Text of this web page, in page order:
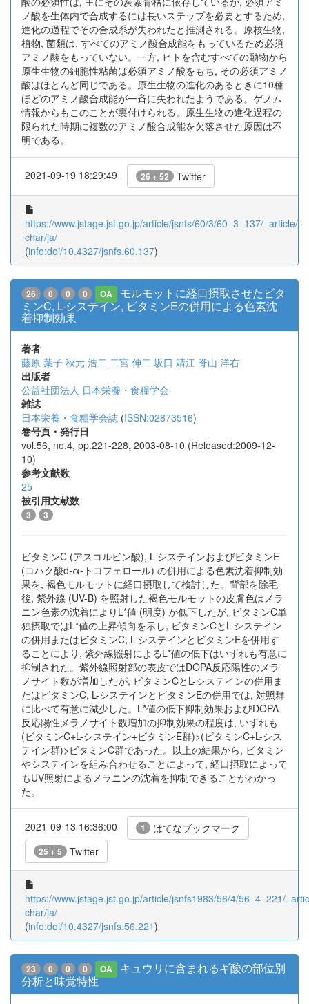
ノ酸を生体内で合成するには長いステップを必要とするため,
進化の過程でその合成系が失われたと推測される。原核生物,
植物, 菌類は, すべてのアミノ酸合成能をもっているため必須
アミノ酸をもっていない。一方, ヒトを含むすべての動物から
原生生物の細胞性粘菌は必須アミノ酸をもち, その必須アミノ
酸はほとんど同じである。原生生物の進化のあるときに10種
ほどのアミノ酸合成能が一斉に失われたようである。ゲノム
情報からもこのことが裏付けられる。原生生物の進化過程の
限られた時期に複数のアミノ酸合成能を欠落させた原因は不
明である。
2021-09-19 18:29:49 26 + 52 Twitter
https://www.jstage.jst.go.jp/article/jsnfs/60/3/60_3_137/_article/-
char/ja/
(info:doi/10.4327/jsnfs.60.137)
26 0 0 0 OA
モルモットに経口摂取させたビタ
ミンC, L-システイン, ビタミンEの併用による色素沈
着抑制効果
著者
藤原 葉子 秋元 浩二 二宮 伸二 坂口 靖江 脊山 洋右
出版者
公益社団法人 日本栄養・食糧学会
雑誌
日本栄養・食糧学会誌 (ISSN:02873516)
巻号頁・発行日
vol.56, no.4, pp.221-228, 2003-08-10 (Released:2009-12-
10)
参考文献数
25
被引用文献数
3 3
ビタミンC (アスコルビン酸), L-システインおよびビタミンE
(コハク酸d-α-トコフェロール) の併用による色素沈着抑制効
果を, 褐色モルモットに経口摂取して検討した。背部を除毛
後, 紫外線 (UV-B) を照射した褐色モルモットの皮膚色はメラ
ニン色素の沈着によりL*値 (明度) が低下したが, ビタミンC単
独摂取ではL*値の上昇傾向を示し, ビタミンCとL-システイン
の併用またはビタミンC, L-システインとビタミンEを併用す
ることにより, 紫外線照射によるL*値の低下はいずれも有意に
抑制された。紫外線照射部の表皮ではDOPA反応陽性のメラ
ノサイト数が増加したが, ビタミンCとL-システインの併用ま
たはビタミンC, L-システインとビタミンEの併用では, 対照群
に比べて有意に減少した。L*値の低下抑制効果およびDOPA
反応陽性メラノサイト数増加の抑制効果の程度は, いずれも
(ビタミンC+L-システイン+ビタミンE群)>(ビタミンC+L-シス
テイン群)>ビタミンC群であった。以上の結果から, ビタミン
やシステインを組み合わせることによって, 経口摂取によって
もUV照射によるメラニンの沈着を抑制できることがわかっ
た。
2021-09-13 16:36:00 1 はてなブックマーク
25 + 5 Twitter
https://www.jstage.jst.go.jp/article/jsnfs1983/56/4/56_4_221/
char/ja/
(info:doi/10.4327/jsnfs.56.221)
23 0 0 0 OA
キュウリに含まれるギ酸の部位別
分析と味覚特性